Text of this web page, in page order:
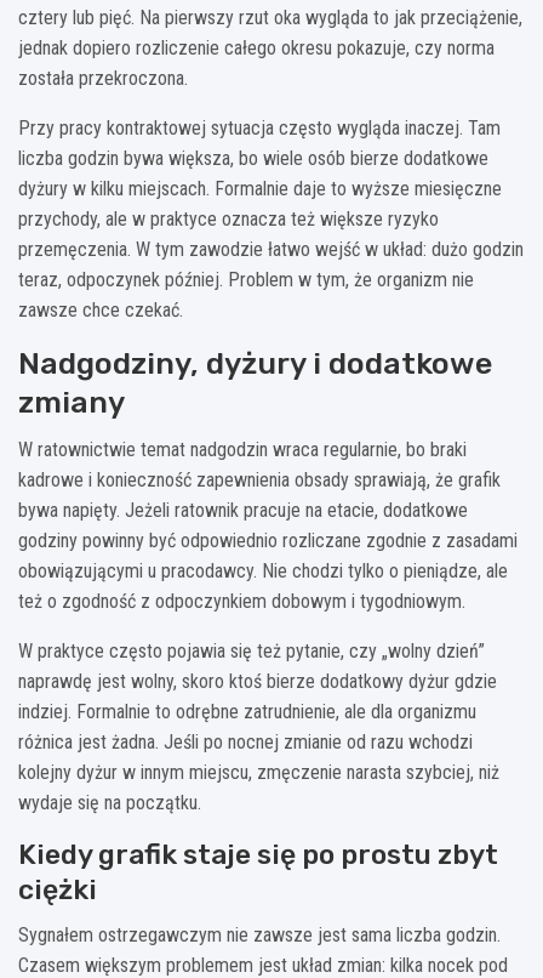
cztery lub pięć. Na pierwszy rzut oka wygląda to jak przeciążenie,
jednak dopiero rozliczenie całego okresu pokazuje, czy norma
została przekroczona.
Przy pracy kontraktowej sytuacja często wygląda inaczej. Tam
liczba godzin bywa większa, bo wiele osób bierze dodatkowe
dyżury w kilku miejscach. Formalnie daje to wyższe miesięczne
przychody, ale w praktyce oznacza też większe ryzyko
przemęczenia. W tym zawodzie łatwo wejść w układ: dużo godzin
teraz, odpoczynek później. Problem w tym, że organizm nie
zawsze chce czekać.
Nadgodziny, dyżury i dodatkowe
zmiany
W ratownictwie temat nadgodzin wraca regularnie, bo braki
kadrowe i konieczność zapewnienia obsady sprawiają, że grafik
bywa napięty. Jeżeli ratownik pracuje na etacie, dodatkowe
godziny powinny być odpowiednio rozliczane zgodnie z zasadami
obowiązującymi u pracodawcy. Nie chodzi tylko o pieniądze, ale
też o zgodność z odpoczynkiem dobowym i tygodniowym.
W praktyce często pojawia się też pytanie, czy „wolny dzień”
naprawdę jest wolny, skoro ktoś bierze dodatkowy dyżur gdzie
indziej. Formalnie to odrębne zatrudnienie, ale dla organizmu
różnica jest żadna. Jeśli po nocnej zmianie od razu wchodzi
kolejny dyżur w innym miejscu, zmęczenie narasta szybciej, niż
wydaje się na początku.
Kiedy grafik staje się po prostu zbyt
ciężki
Sygnałem ostrzegawczym nie zawsze jest sama liczba godzin.
Czasem większym problemem jest układ zmian: kilka nocek pod